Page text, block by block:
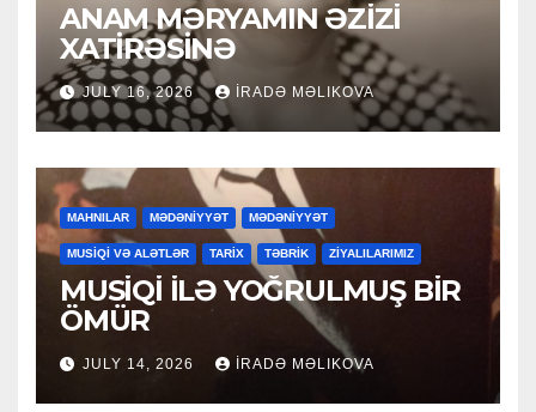
ANAM MƏRYAMIN ƏZİZİ
XATİRƏSİNƏ
JULY 16, 2026 İRADƏ MƏLIKOVA
MAHNILAR MƏDƏNİYYƏT MƏDƏNİYYƏT
MUSİQİ VƏ ALƏTLƏR TARİX TƏBRİK ZİYALILARIMIZ
MUSİQİ İLƏ YOĞRULMUŞ BİR
ÖMÜR
JULY 14, 2026 İRADƏ MƏLIKOVA